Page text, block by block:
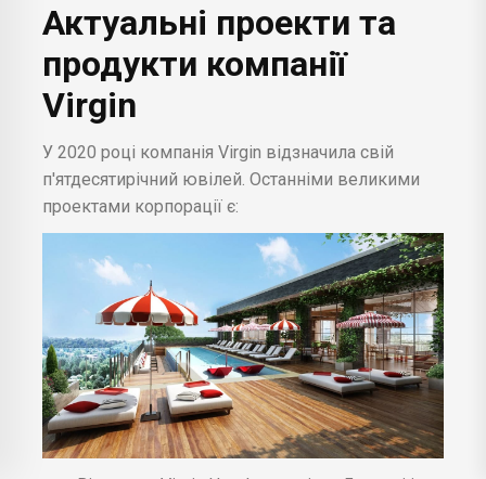
Актуальні проекти та
продукти компанії
Virgin
У 2020 році компанія Virgin відзначила свій
п'ятдесятирічний ювілей. Останніми великими
проектами корпорації є: